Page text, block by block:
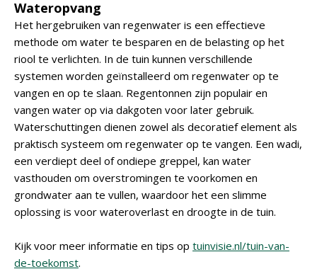
Wateropvang
Het hergebruiken van regenwater is een effectieve
methode om water te besparen en de belasting op het
riool te verlichten. In de tuin kunnen verschillende
systemen worden geïnstalleerd om regenwater op te
vangen en op te slaan. Regentonnen zijn populair en
vangen water op via dakgoten voor later gebruik.
Waterschuttingen dienen zowel als decoratief element als
praktisch systeem om regenwater op te vangen. Een wadi,
een verdiept deel of ondiepe greppel, kan water
vasthouden om overstromingen te voorkomen en
grondwater aan te vullen, waardoor het een slimme
oplossing is voor wateroverlast en droogte in de tuin.
Kijk voor meer informatie en tips op tuinvisie.nl/tuin-van-
de-toekomst.